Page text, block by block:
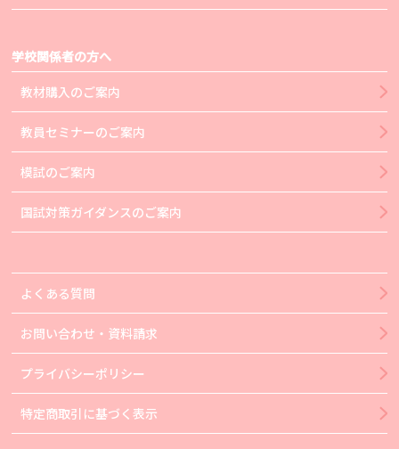
学校関係者の方へ
教材購入のご案内
教員セミナーのご案内
模試のご案内
国試対策ガイダンスのご案内
よくある質問
お問い合わせ・資料請求
プライバシーポリシー
特定商取引に基づく表示